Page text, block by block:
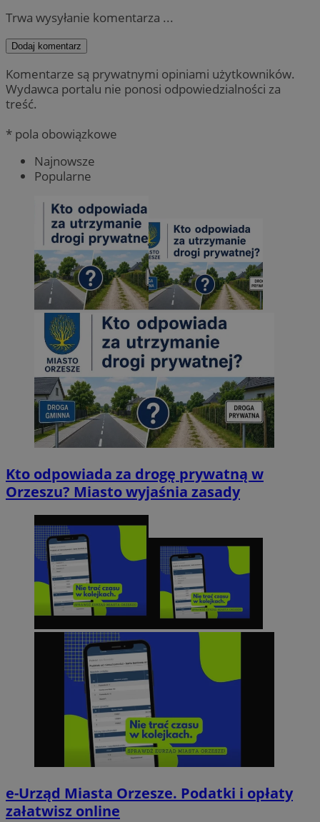
Trwa wysyłanie komentarza ...
Dodaj komentarz
Komentarze są prywatnymi opiniami użytkowników.
Wydawca portalu nie ponosi odpowiedzialności za
treść.
* pola obowiązkowe
Najnowsze
Popularne
Kto odpowiada za drogę prywatną w
Orzeszu? Miasto wyjaśnia zasady
e-Urząd Miasta Orzesze. Podatki i opłaty
załatwisz online